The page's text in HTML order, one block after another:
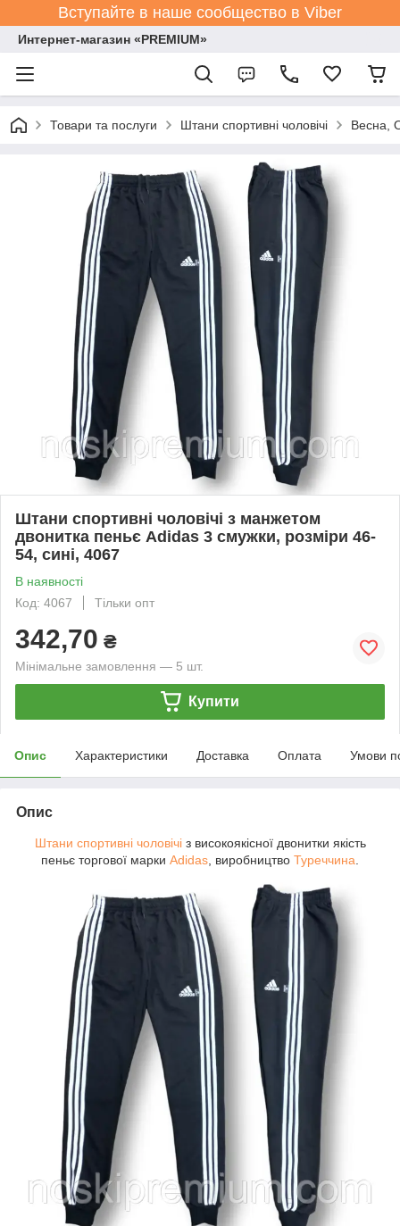
Вступайте в наше сообщество в Viber
Интернет-магазин «PREMIUM»
Товари та послуги Штани спортивні чоловічі Весна,
Штани спортивні чоловічі з манжетом
двонитка пеньє Adidas 3 смужки, розміри 46-
54, сині, 4067
В наявності
Код: 4067
Тільки опт
342,70 ₴
Мінімальне замовлення — 5 шт.
Купити
Опис Характеристики Доставка Оплата Умови
Опис
Штани спортивні чоловічіз високоякісної двонитки якість
пеньє торгової марки Adidas , виробництво Туреччина